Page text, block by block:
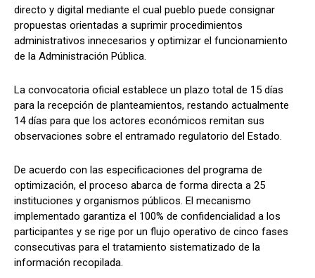
directo y digital mediante el cual pueblo puede consignar
propuestas orientadas a suprimir procedimientos
administrativos innecesarios y optimizar el funcionamiento
de la Administración Pública.
La convocatoria oficial establece un plazo total de 15 días
para la recepción de planteamientos, restando actualmente
14 días para que los actores económicos remitan sus
observaciones sobre el entramado regulatorio del Estado.
De acuerdo con las especificaciones del programa de
optimización, el proceso abarca de forma directa a 25
instituciones y organismos públicos. El mecanismo
implementado garantiza el 100% de confidencialidad a los
participantes y se rige por un flujo operativo de cinco fases
consecutivas para el tratamiento sistematizado de la
información recopilada.